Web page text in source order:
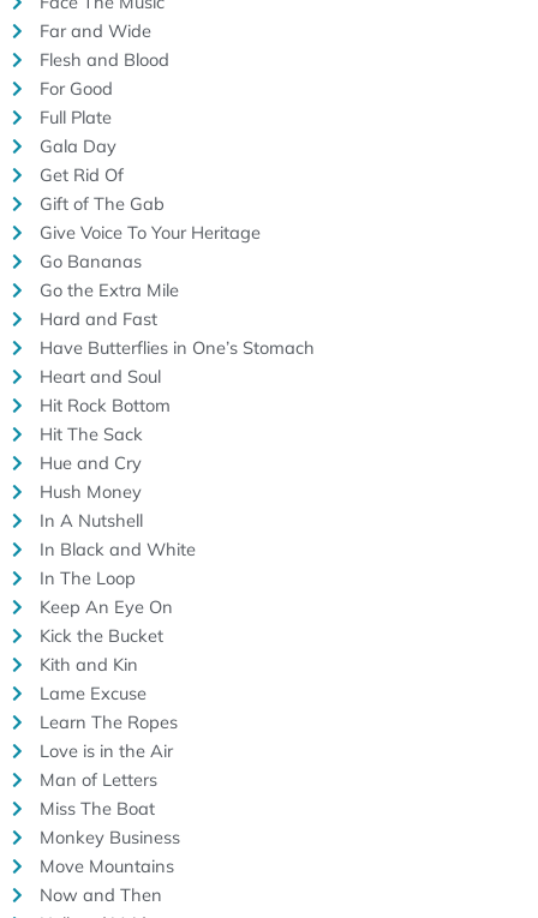
Far and Wide
Flesh and Blood
For Good
Full Plate
Gala Day
Get Rid Of
Gift of The Gab
Give Voice To Your Heritage
Go Bananas
Go the Extra Mile
Hard and Fast
Have Butterflies in One’s Stomach
Heart and Soul
Hit Rock Bottom
Hit The Sack
Hue and Cry
Hush Money
In A Nutshell
In Black and White
In The Loop
Keep An Eye On
Kick the Bucket
Kith and Kin
Lame Excuse
Learn The Ropes
Love is in the Air
Man of Letters
Miss The Boat
Monkey Business
Move Mountains
Now and Then